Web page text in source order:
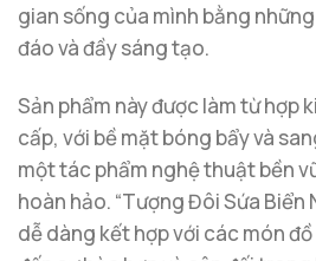
gian sống của mình bằng
đáo và đầy sáng tạo.
Sản phẩm này được làm từ hợp
cấp, với bề mặt bóng bẩy và
một tác phẩm nghệ thuật bền
hoàn hảo. “Tượng Đôi Sứa Biển
dễ dàng kết hợp với các món